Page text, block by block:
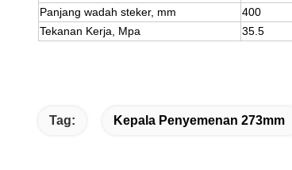
Panjang wadah steker, mm
400
Tekanan Kerja, Mpa
35.5
Tag: Kepala Penyemenan 273mm